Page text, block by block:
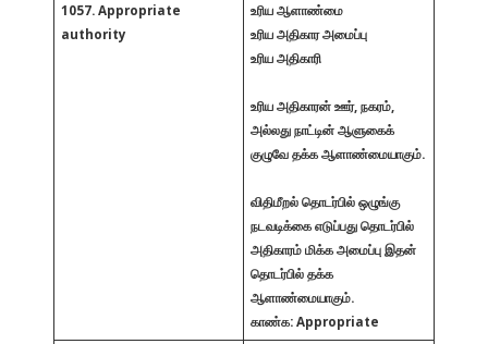
1057. Appropriate
authority
உரிய ஆளாண்மை
உரிய அதிகார அமைப்பு
உரிய அதிகாரி
உரிய அதிகாரன் ஊர், நகரம்,
அல்லது நாட்டின் ஆளுகைக்
குழுவே தக்க ஆளாண்மையாகும்.
விதிமீறல் தொடர்பில் ஒழுங்கு
நடவடிக்கை எடுப்பது தொடர்பில்
அதிகாரம் மிக்க அமைப்பு இதன்
தொடர்பில் தக்க
ஆளாண்மையாகும்.
காண்க: Appropriate